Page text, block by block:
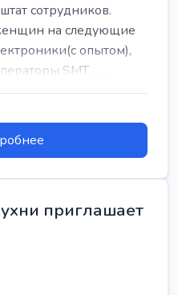
сотрудников.
на следующие
опытом),
SMT, ...
приглашает